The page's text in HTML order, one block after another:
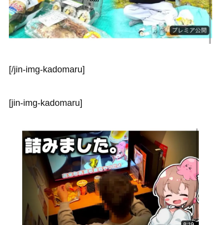
[/jin-img-kadomaru]
[jin-img-kadomaru]